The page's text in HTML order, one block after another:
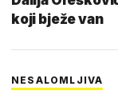
koji bježe van
NESALOMLJIVA